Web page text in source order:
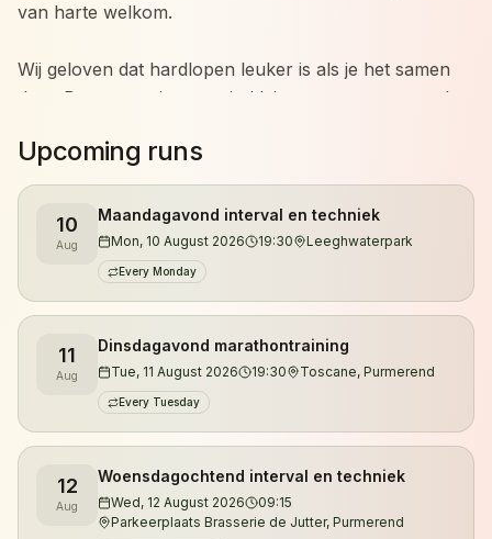
van harte welkom.
Wij geloven dat hardlopen leuker is als je het samen
doet. Daarom trainen we in kleine groepen met veel
niveau en werkt aan zijn eigen doelen, terwijl we
elkaar motiveren om net dat stapje extra te zetten.
Je kunt zowel overdag als 's avonds trainen.
Daarnaast organiseren we trailruntrainingen in de
duinen van Noord-Holland, waar je kennismaakt met
de mooiste singletracks, klimmetjes en natuurgebieden
van de regio.
De trainingen worden verzorgd door gecertificeerd
looptrainer en ultraloper Jeroen Kuyper. Met meer
dan vijftien jaar hardloopervaring en tientallen
ultramarathons achter zijn naam begeleidt hij lopers
van hun eerste 5 kilometer tot uitdagende trailruns en
Upcoming runs
10
Aug
Maandagavond interval en techniek
Mon, 10 August 2026 19:30 Leeghwaterpark
Every Monday
11
Aug
Dinsdagavond marathontraining
Tue, 11 August 2026 19:30 Toscane, Purmerend
Every Tuesday
12
Aug
Woensdagochtend interval en techniek
Wed, 12 August 2026
09:15
Parkeerplaats Brasserie de Jutter, Purmerend